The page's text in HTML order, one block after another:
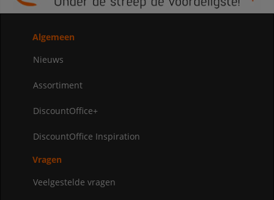
Algemeen
Nieuws
Assortiment
DiscountOffice+
DiscountOffice Inspiration
Vragen
Veelgestelde vragen